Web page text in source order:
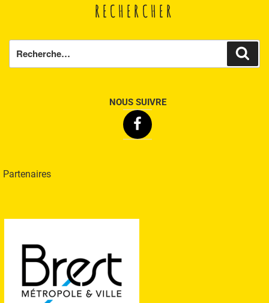
RECHERCHER
NOUS SUIVRE
Facebook
Partenaires